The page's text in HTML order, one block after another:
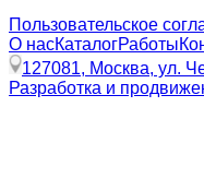
Пользовательское
О насКаталогРаботы
127081, Москва, ул.
Разработка и